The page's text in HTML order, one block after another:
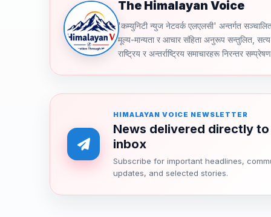
The Himalayan Voice
'कम्युनिटी न्युज नेटवर्क एलएलसी' अन्तर्गत
मूल्य-मान्यता र आचार संहिता अनुरूप सन्तुलित, सत्य
राष्ट्रिय र अन्तर्राष्ट्रिय समाचारहरू निरन्तर
HIMALAYAN VOICE NEWSLETTER
News delivered directly
inbox
Subscribe for important headlines,
updates, and selected stories.